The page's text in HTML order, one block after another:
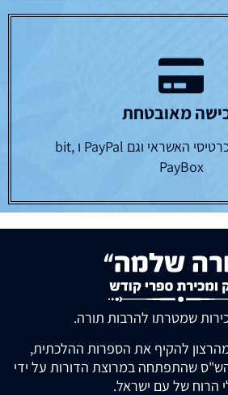
מאובטחת
עובדים עם כל כרטיסי האשראי וגם PayPal ו bit,
PayBox
שמטרתו להרבות תורה.
להקיף את הספרות ההלכתית,
הש"ס שהתפתחה במרוצת הדורות על ידי
הרוח של עם ישראל.